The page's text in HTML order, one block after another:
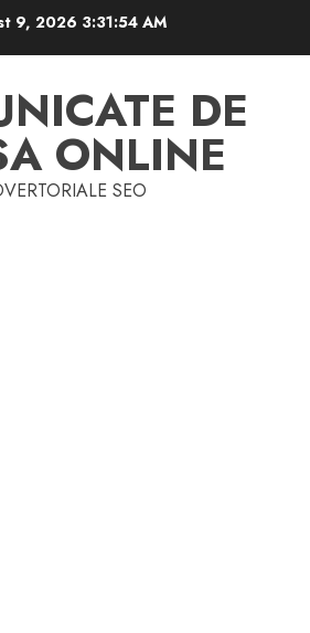
9, 2026 3:31:55 AM
DE
ONLINE
SEO